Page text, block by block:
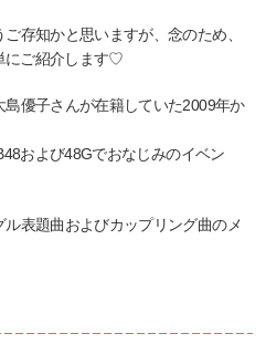
存知かと思いますが、念のため、
にご紹介します♡
島優子さんが在籍していた2009年か
および48Gでおなじみのイベン
表題曲およびカップリング曲のメ